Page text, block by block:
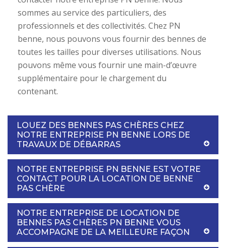
sommes au service des particuliers, des
professionnels et des collectivités. Chez PN
benne, nous pouvons vous fournir des bennes de
toutes les tailles pour diverses utilisations. Nous
pouvons même vous fournir une main-d’œuvre
supplémentaire pour le chargement du
contenant.
LOUEZ DES BENNES PAS CHÈRES CHEZ
NOTRE ENTREPRISE PN BENNE LORS DE
TRAVAUX DE DÉBARRAS
NOTRE ENTREPRISE PN BENNE EST VOTRE
CONTACT POUR LA LOCATION DE BENNE
PAS CHÈRE
NOTRE ENTREPRISE DE LOCATION DE
BENNES PAS CHÈRES PN BENNE VOUS
ACCOMPAGNE DE LA MEILLEURE FAÇON